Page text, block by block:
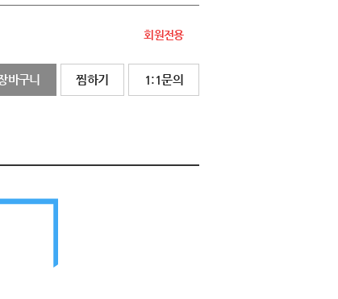
회원전용
바구니 찜하기 1:1문의